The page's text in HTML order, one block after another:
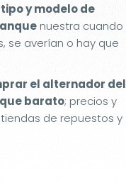
y modelo de
nuestra cuando
se averían o hay que
el alternador del
barato; precios y
de repuestos y